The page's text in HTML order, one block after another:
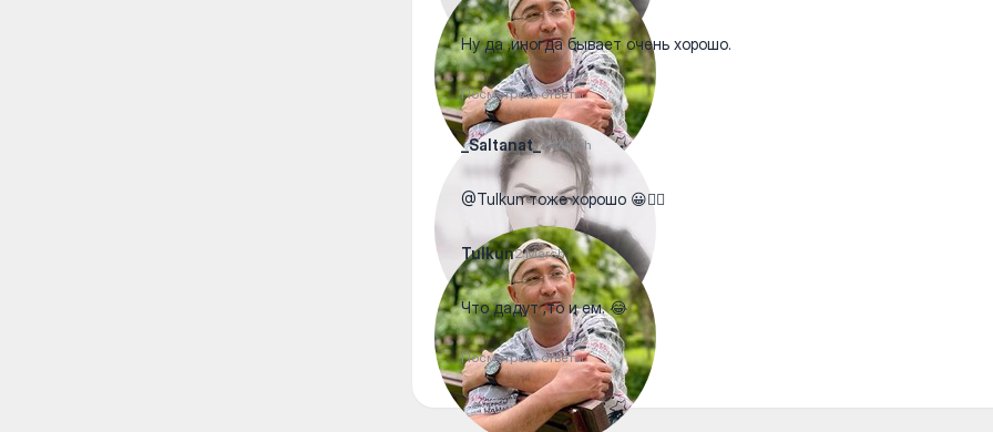
Ну да ,иногда бывает очень хорошо.
Посмотреть ответы
_Saltanat_2 March
@Tulkun тоже хорошо 😀👍🏻
Tulkun2 March
Что дадут ,то и ем. 😂
Посмотреть ответы